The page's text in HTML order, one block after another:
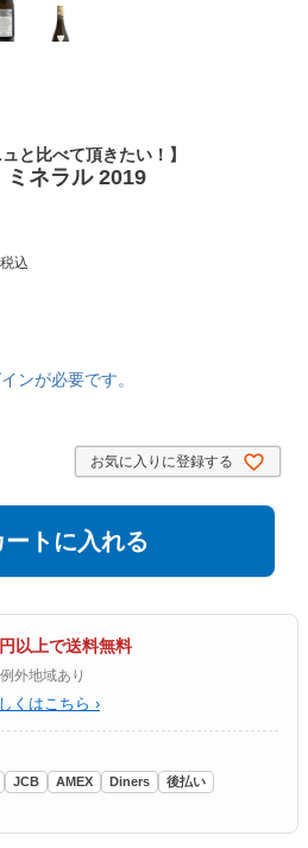
と比べて頂きたい！】
ミネラル 2019
税込
ンが必要です。
お気に入りに登録する
ートに入れる
以上で送料無料
外地域あり
くはこちら ›
JCB AMEX Diners
後払い